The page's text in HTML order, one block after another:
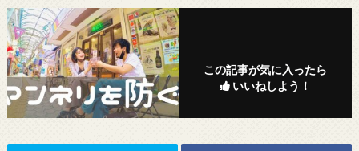
この記事が気に入ったら
いいねしよう！